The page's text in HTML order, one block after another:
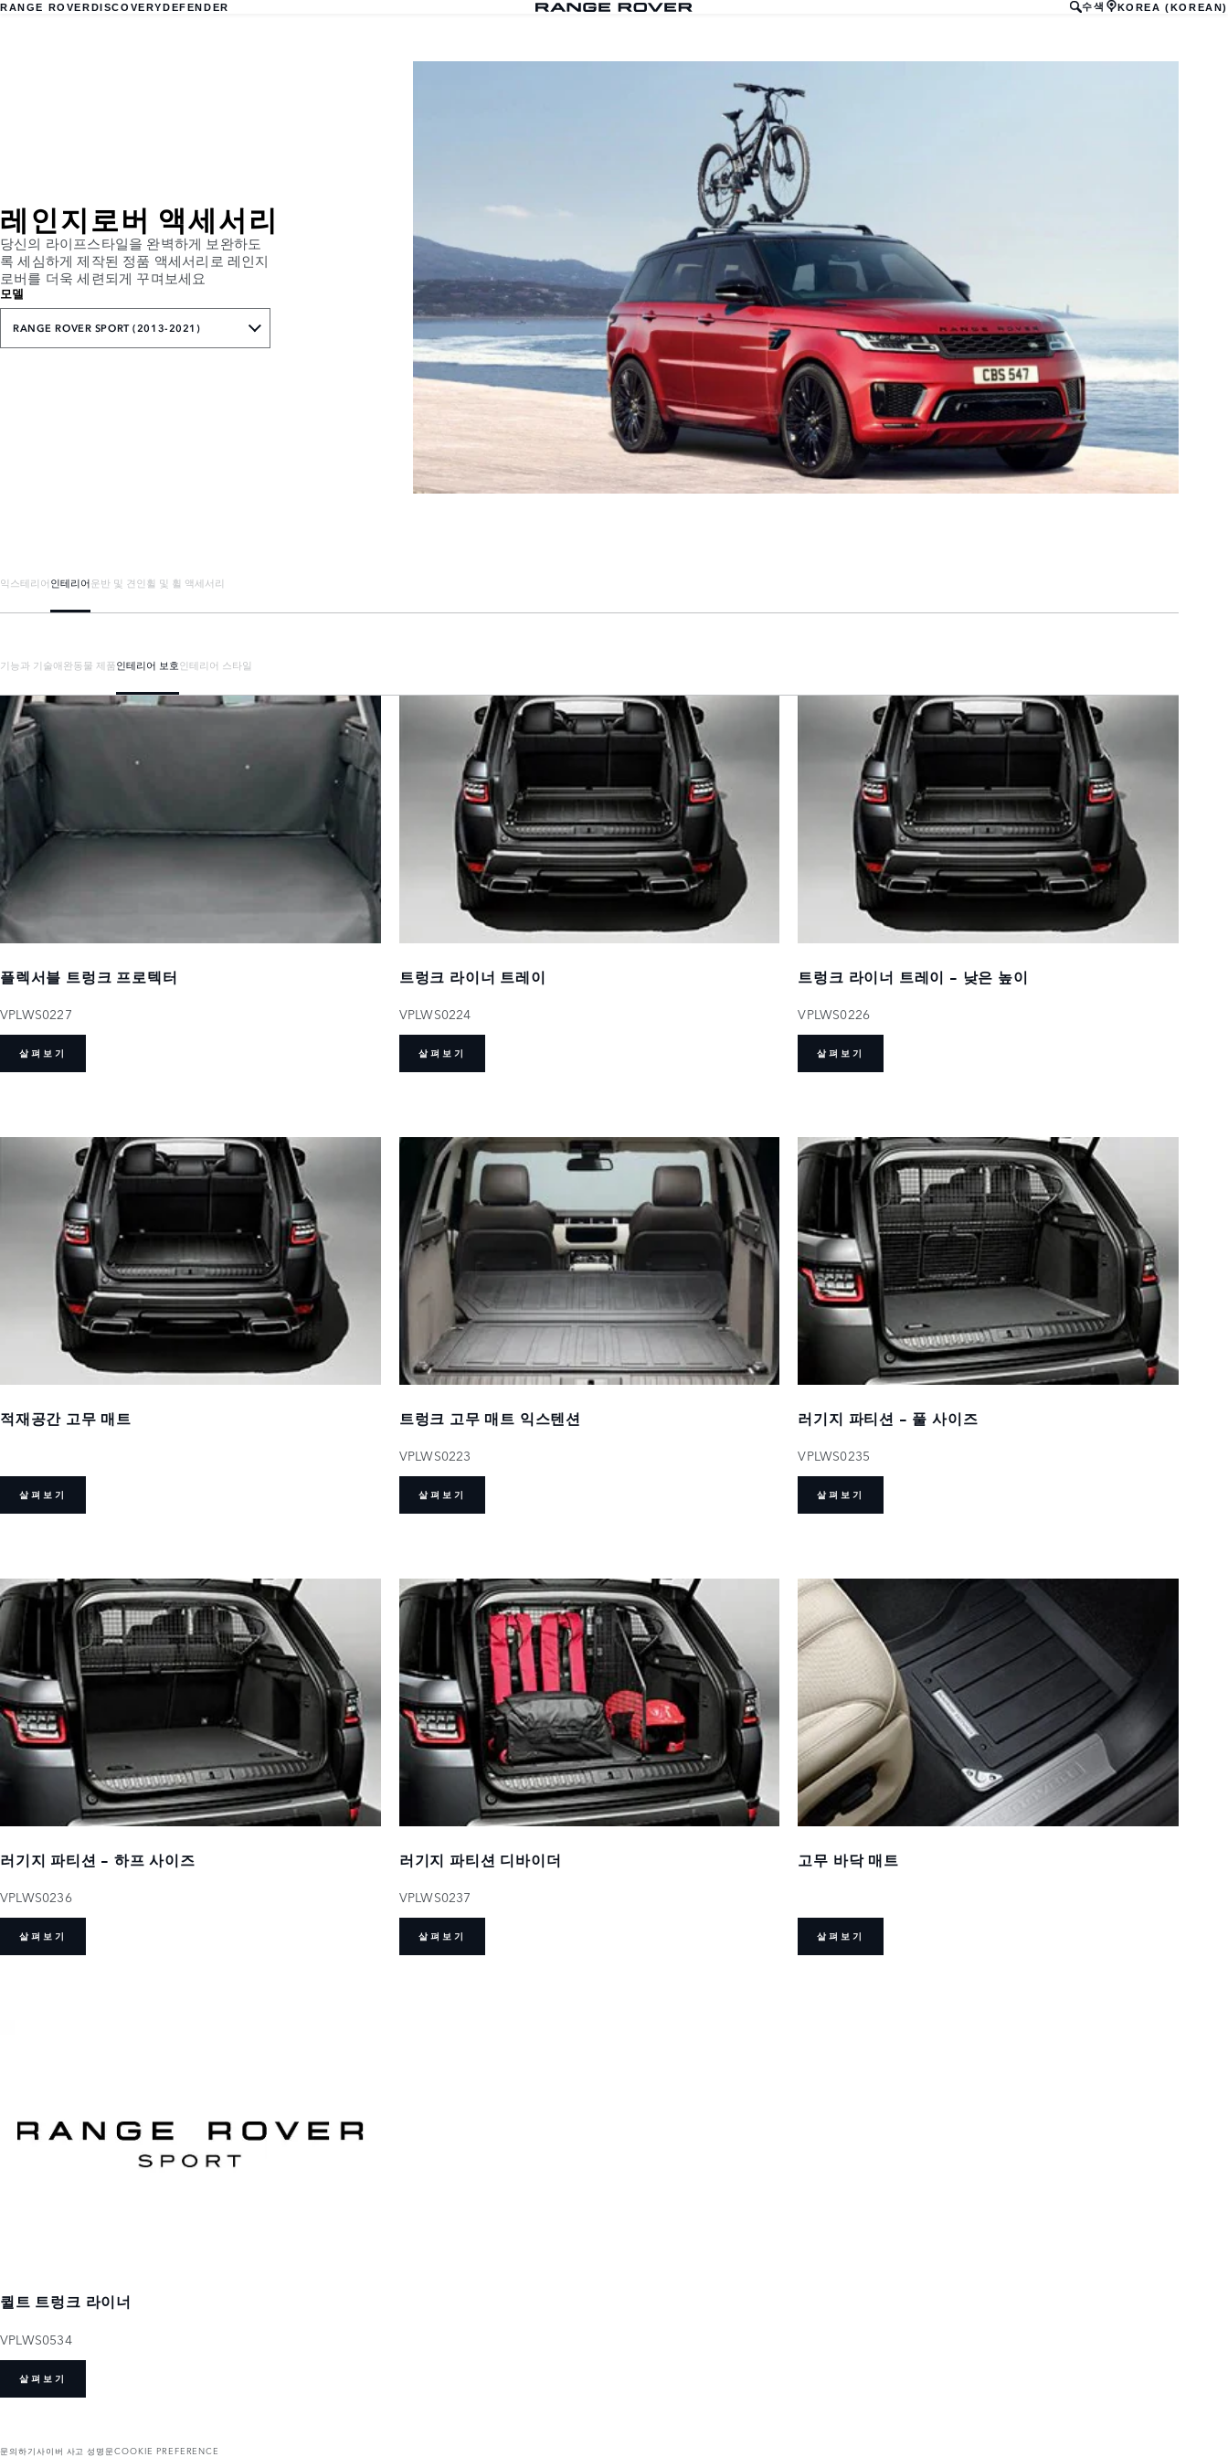
RANGE ROVERDISCOVERYDEFENDER 수색 KOREA (KOREAN)
레인지로버 액세서리
당신의 라이프스타일을 완벽하게 보완하도
록 세심하게 제작된 정품 액세서리로 레인지
로버를 더욱 세련되게 꾸며보세요
모델
RANGE ROVER SPORT (2013-2021)
익스테리어인테리어운반 및 견인휠 및 휠 액세서리
기능과 기술애완동물 제품인테리어 보호인테리어 스타일
플렉서블 트렁크 프로텍터
VPLWS0227
살펴보기
트렁크 라이너 트레이
VPLWS0224
살펴보기
트렁크 라이너 트레이 - 낮은 높이
VPLWS0226
살펴보기
적재공간 고무 매트
살펴보기
트렁크 고무 매트 익스텐션
VPLWS0223
살펴보기
러기지 파티션 - 풀 사이즈
VPLWS0235
살펴보기
러기지 파티션 - 하프 사이즈
VPLWS0236
살펴보기
러기지 파티션 디바이더
VPLWS0237
살펴보기
고무 바닥 매트
살펴보기
퀼트 트렁크 라이너
VPLWS0534
살펴보기
문의하기 사이버 사고 성명문COOKIE PREFERENCE